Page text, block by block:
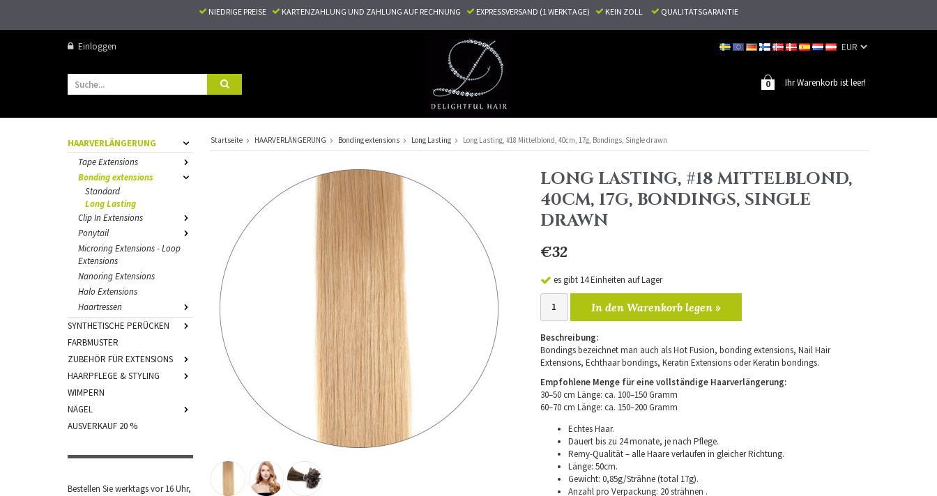
NIEDRIGE PREISE KARTENZAHLUNG UND ZAHLUNG AUF RECHNUNG EXPRESSVERSAND (1 WERKTAGE) KEIN ZOLL QUALITÄTSGARANTIE
Einloggen
Ihr Warenkorb ist leer!
0
HAARVERLÄNGERUNG
Tape Extensions
Bonding extensions
Standard
Long Lasting
Clip In Extensions
Ponytail
Microring Extensions - Loop
Extensions
Nanoring Extensions
Halo Extensions
Haartressen
SYNTHETISCHE PERÜCKEN
FARBMUSTER
ZUBEHÖR FÜR EXTENSIONS
HAARPFLEGE & STYLING
WIMPERN
NÄGEL
AUSVERKAUF 20 %
Bestellen Sie werktags vor 16 Uhr,
Startseite HAARVERLÄNGERUNG Bonding extensions Long Lasting Long Lasting, #18 Mittelblond, 40cm, 17g, Bondings, Single drawn
LONG LASTING, #18 MITTELBLOND,
40CM, 17G, BONDINGS, SINGLE
DRAWN
€32
es gibt 14 Einheiten auf Lager
In den Warenkorb legen »
Beschreibung:
Bondings bezeichnet man auch als Hot Fusion, bonding extensions, Nail Hair
Extensions, Echthaar bondings, Keratin Extensions oder Keratin bondings.
Empfohlene Menge für eine vollständige Haarverlängerung:
30–50 cm Länge: ca. 100–150 Gramm
60–70 cm Länge: ca. 150–200 Gramm
Echtes Haar.
Dauert bis zu 24 monate, je nach Pflege.
Remy-Qualität – alle Haare verlaufen in gleicher Richtung.
Länge: 50cm.
Gewicht: 0,85g/Strähne (total 17g).
Anzahl pro Verpackung: 20 strähnen .